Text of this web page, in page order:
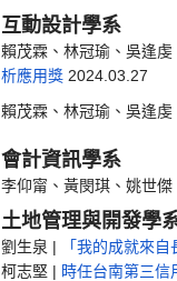
互動設計學系
賴茂霖、林冠瑜、吳逢
析應用獎2024.03.27
賴茂霖、林冠瑜、吳逢虔
會計資訊學系
李仰甯、黃閔琪、姚世傑
土地管理與開發學
劉生泉 | 「我的成就來
柯志堅 | 時任台南第三信